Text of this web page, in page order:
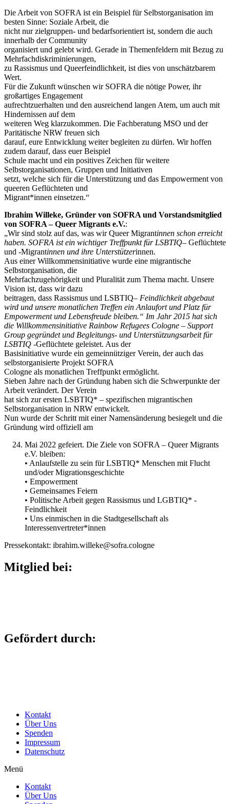
Die Arbeit von SOFRA ist ein Beispiel für Selbstorganisation im
besten Sinne: Soziale Arbeit, die
nicht nur zielgruppen- und bedarfsorientiert ist, sondern die auch
innerhalb der Community
organisiert und gelebt wird. Gerade in Themenfeldern mit Bezug zu
Mehrfachdiskriminierungen,
zu Rassismus und Queerfeindlichkeit, ist dies von unschätzbarem
Wert.
Für die Zukunft wünschen wir SOFRA die nötige Power, ihr
großartiges Engagement
aufrechtzuerhalten und den ausreichend langen Atem, um auch mit
Hindernissen auf dem
weiteren Weg klarzukommen. Die Fachberatung MSO und der
Paritätische NRW freuen sich
darauf, eure Entwicklung weiter begleiten zu dürfen. Wir hoffen
zudem darauf, dass euer Beispiel
Schule macht und ein positives Zeichen für weitere
Selbstorganisationen, Gruppen und Initiativen
setzt, welche sich für die Unterstützung und das Empowerment von
queeren Geflüchteten und
Migrant*innen einsetzen.“
Ibrahim Willeke, Gründer von SOFRA und Vorstandsmitglied
von SOFRA – Queer Migrants e.V.:
„Wir sind stolz auf das, was wir Queer Migrantinnen schon erreicht
haben. SOFRA ist ein wichtiger Treffpunkt für LSBTIQ– Geflüchtete
und -Migrantinnen und ihre Unterstützerinnen.
Aus einer Willkommensinitiative wurde eine migrantische
Selbstorganisation, die
Mehrfachzugehörigkeit und Pluralität zum Thema macht. Unsere
Vision ist, dass wir dazu
beitragen, dass Rassismus und LSBTIQ– Feindlichkeit abgebaut
wird und unsere monatlichen Treffen ein Anlaufort und Platz für
Empowerment und Lebensfreude bleiben.“ Im Jahr 2015 hat sich
die Willkommensinitiative Rainbow Refugees Cologne – Support
Group gegründet und Begleitungs- und Unterstützungsarbeit für
LSBTIQ -Geflüchtete geleistet. Aus der
Basisinitiative wurde ein gemeinnütziger Verein, der auch das
selbstorganisierte Projekt SOFRA
Cologne als monatlichen Treffpunkt ermöglicht.
Sieben Jahre nach der Gründung haben sich die Schwerpunkte der
Arbeit verändert. Der Verein
hat sich zur ersten LSBTIQ* – spezifischen migrantischen
Selbstorganisation in NRW entwickelt.
Nun wurde der Schritt mit einer Namensänderung besiegelt und die
Gründung wird offiziell am
Mai 2022 gefeiert. Die Ziele von SOFRA – Queer Migrants
e.V. bleiben:
• Anlaufstelle zu sein für LSBTIQ* Menschen mit Flucht
und/oder Migrationsgeschichte
• Empowerment
• Gemeinsames Feiern
• Politische Arbeit gegen Rassismus und LGBTIQ* -
Feindlichkeit
• Uns einmischen in die Stadtgesellschaft als
Interessenvertreter*innen
Pressekontakt: ibrahim.willeke@sofra.cologne
Mitglied bei:
Gefördert durch:
Kontakt
Über Uns
Spenden
Impressum
Datenschutz
Menü
Kontakt
Über Uns